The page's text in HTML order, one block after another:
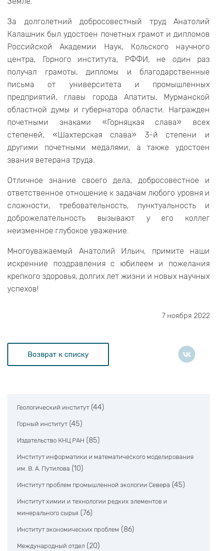
За долголетний добросовестный труд Анатолий
Калашник был удостоен почетных грамот и дипломов
Российской Академии Наук, Кольского научного
центра, Горного института, РФФИ, не один раз
получал грамоты, дипломы и благодарственные
письма от университета и промышленных
предприятий, главы города Апатиты, Мурманской
областной думы и губернатора области. Награжден
почетными знаками «Горняцкая слава» всех
степеней, «Шахтерская слава» 3-й степени и
другими почетными медалями, а также удостоен
звания ветерана труда.
Отличное знание своего дела, добросовестное и
ответственное отношение к задачам любого уровня и
сложности, требовательность, пунктуальность и
доброжелательность вызывают у его коллег
неизменное глубокое уважение.
Многоуважаемый Анатолий Ильич, примите наши
искренние поздравления с юбилеем и пожелания
крепкого здоровья, долгих лет жизни и новых научных
успехов!
7 ноября 2022
Возврат к списку
Геологический институт (44)
Горный институт (45)
Издательство КНЦ РАН (85)
Институт информатики и математического моделирования
им. В. А. Путилова (10)
Институт проблем промышленной экологии Севера (45)
Институт химии и технологии редких элементов и
минерального сырья (76)
Институт экономических проблем (86)
Международный отдел (20)